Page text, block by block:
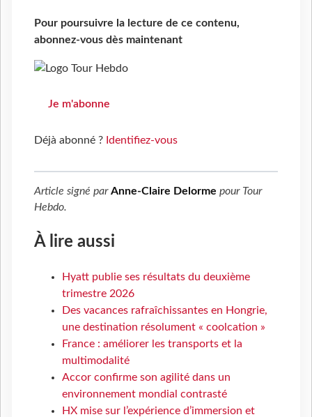
Pour poursuivre la lecture de ce contenu,
abonnez-vous dès maintenant
Je m'abonne
Déjà abonné ? Identifiez-vous
Article signé parAnne-Claire Delorme pour Tour
Hebdo.
À lire aussi
Hyatt publie ses résultats du deuxième
trimestre 2026
Des vacances rafraîchissantes en Hongrie,
une destination résolument « coolcation »
France : améliorer les transports et la
multimodalité
Accor confirme son agilité dans un
environnement mondial contrasté
HX mise sur l’expérience d’immersion et